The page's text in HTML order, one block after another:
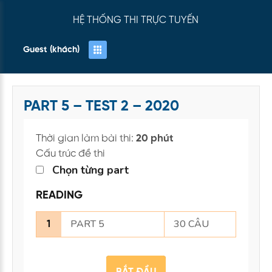
HỆ THỐNG THI TRỰC TUYẾN
Guest (khách)
PART 5 – TEST 2 – 2020
Thời gian làm bài thi: 20 phút
Cấu trúc đề thi
Chọn từng part
READING
1 PART 5 30 CÂU